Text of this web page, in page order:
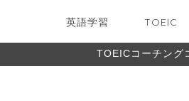
英語学習 TOEIC
TOEICコーチング